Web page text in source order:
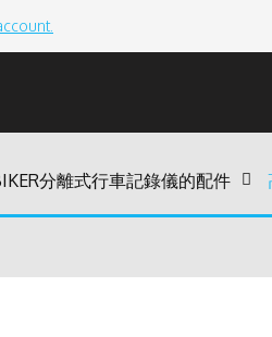
分離式行車記錄儀的配件 >